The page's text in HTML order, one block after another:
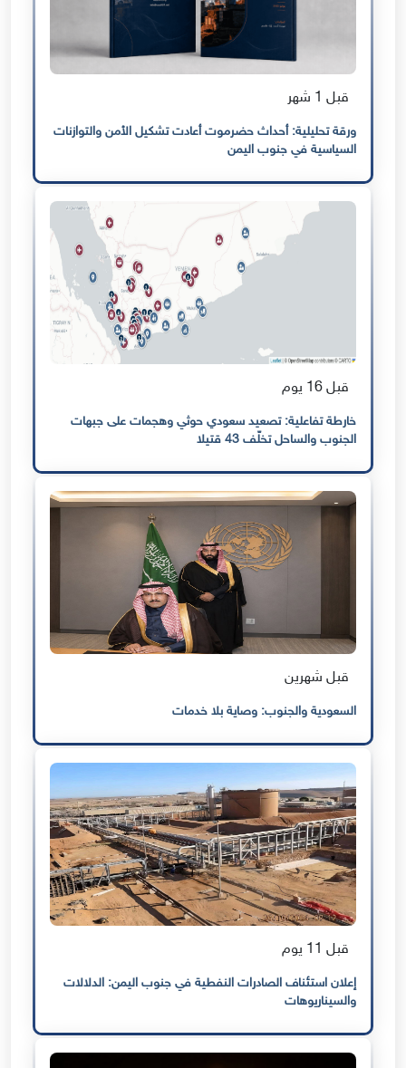
قبل 1 شهر
ورقة تحليلية: أحداث حضرموت أعادت تشكيل الأمن والتوازنات
السياسية في جنوب اليمن
قبل 16 يوم
خارطة تفاعلية: تصعيد سعودي حوثي وهجمات على جبهات
الجنوب والساحل تخلّف 43 قتيلا
قبل شهرين
السعودية والجنوب: وصاية بلا خدمات
قبل 11 يوم
إعلان استئناف الصادرات النفطية في جنوب اليمن: الدلالات
والسيناريوهات